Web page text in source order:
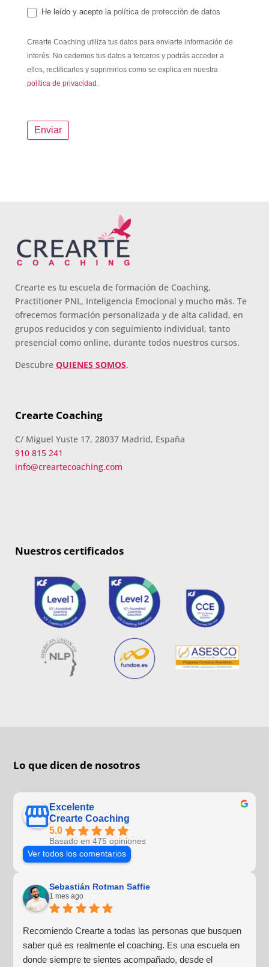
He leído y acepto la política de protección de datos
Crearte Coaching utiliza tus datos para enviarte información de
interés. No cedemos tus datos a terceros y podrás acceder a
ellos, rectificarlos y suprimirlos como se explica en nuestra
política de privacidad.
Crearte es tu escuela de formación de Coaching,
Practitioner PNL, Inteligencia Emocional y mucho más. Te
ofrecemos formación personalizada y de alta calidad, en
grupos reducidos y con seguimiento individual, tanto
presencial como online, durante todos nuestros cursos.
Descubre QUIENES SOMOS.
Crearte Coaching
C/ Miguel Yuste 17, 28037 Madrid, España
910 815 241
info@creartecoaching.com
Nuestros certificados
Lo que dicen de nosotros
Excelente
Crearte Coaching
5.0
Basado en 475 opiniones
Ver todos los comentarios
Sebastián Rotman Saffie
1 mes ago
Recomiendo Crearte a todas las personas que busquen
saber qué es realmente el coaching. Es una escuela en
donde siempre te sientes acompañado, desde el